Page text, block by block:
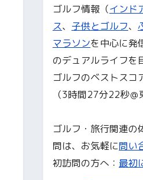
ゴルフ情報（インド
ス、 子供とゴルフ、
マラソンを中心に発
のデュアルライフを
ゴルフのベストス
（3時間27分22秒＠
ゴルフ・旅行関連の
問は、お気軽に問い
初訪問の方へ： 最初